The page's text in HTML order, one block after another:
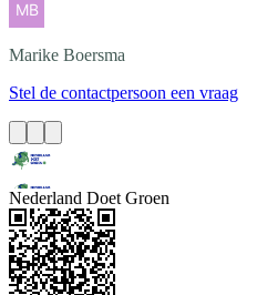
Marike Boersma
Stel de contactpersoon een vraag
Nederland Doet Groen